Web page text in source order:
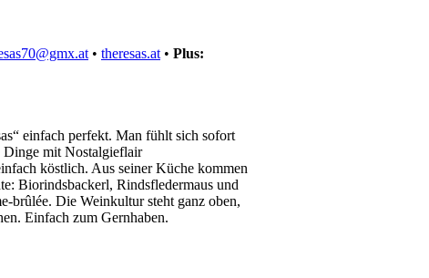
• theresas.at • Plus:
einfach perfekt. Man fühlt sich sofort
Dinge mit Nostalgieflair
köstlich. Aus seiner Küche kommen
Biorindsbackerl, Rindsfledermaus und
brûlée. Die Weinkultur steht ganz oben,
Einfach zum Gernhaben.